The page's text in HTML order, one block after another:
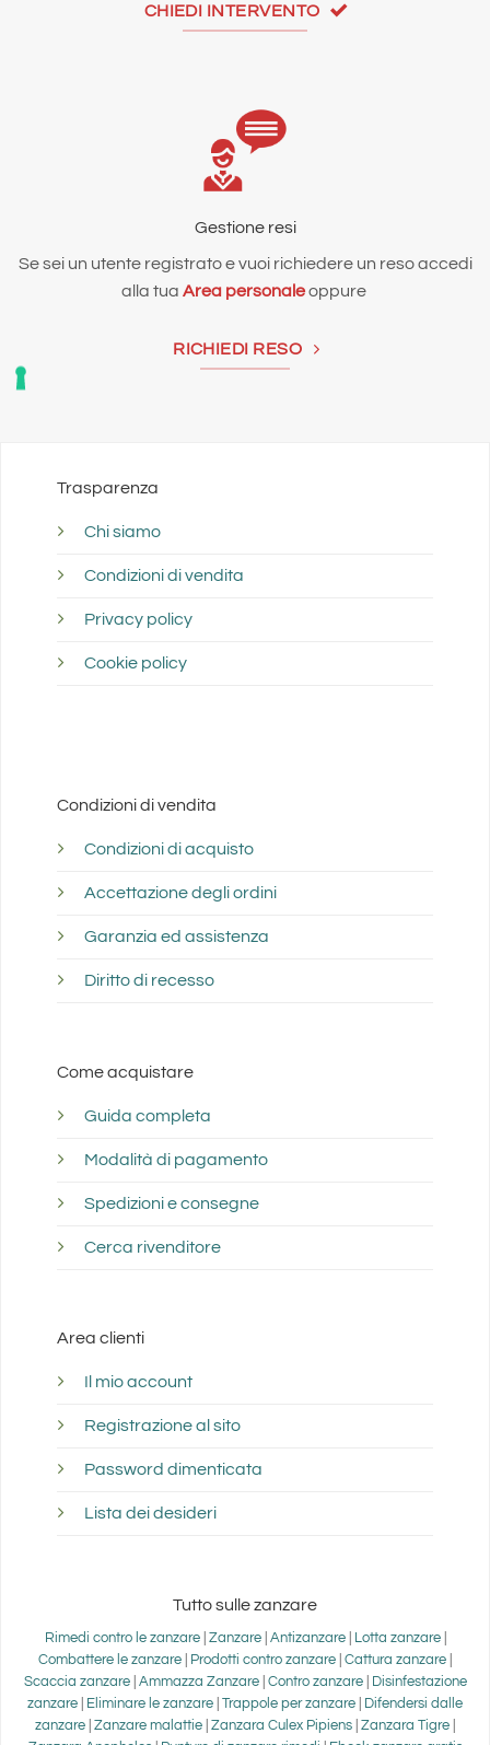
CHIEDI INTERVENTO
Gestione resi
Se sei un utente registrato e vuoi richiedere un reso accedi
alla tua Area personaleoppure
RICHIEDI RESO
Trasparenza
Chi siamo
Condizioni di vendita
Privacy policy
Cookie policy
Condizioni di vendita
Condizioni di acquisto
Accettazione degli ordini
Garanzia ed assistenza
Diritto di recesso
Come acquistare
Guida completa
Modalità di pagamento
Spedizioni e consegne
Cerca rivenditore
Area clienti
Il mio account
Registrazione al sito
Password dimenticata
Lista dei desideri
Tutto sulle zanzare
Rimedi contro le zanzare| Zanzare| Antizanzare Lotta zanzare|
Combattere le zanzare
Prodotti contro zanzare Cattura zanzare
Scaccia zanzare| Ammazza Zanzare Contro zanzare|
Disinfestazione
zanzare
Eliminare le zanzare Trappole per zanzare
Difendersi dalle
zanzare
Zanzare malattie Zanzara Culex Pipiens Zanzara Tigre